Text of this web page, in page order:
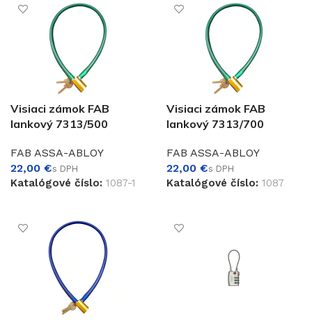
Visiaci zámok FAB
lankový 7313/500
FAB ASSA-ABLOY
€
Katalógové číslo: 1087-1
Visiaci zámok FAB
lankový 7313/700
FAB ASSA-ABLOY
€
Katalógové číslo: 1087